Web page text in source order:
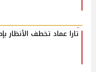
تارا عماد تخطف الأنظار